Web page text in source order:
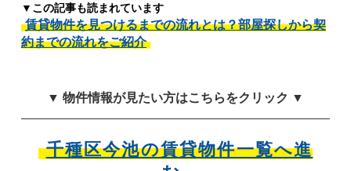
▼この記事も読まれています
賃貸物件を見つけるまでの流れとは？部屋探しから契
約までの流れをご紹介
▼ 物件情報が見たい方はこちらをクリック ▼
千種区今池の賃貸物件一覧へ進